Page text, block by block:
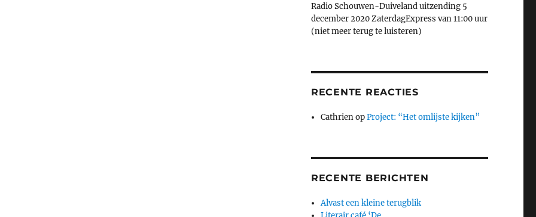
Radio Schouwen-Duiveland uitzending 5
december 2020 ZaterdagExpress van 11:00 uur
(niet meer terug te luisteren)
RECENTE REACTIES
CathrienopProject: “Het omlijste kijken”
RECENTE BERICHTEN
Alvast een kleine terugblik